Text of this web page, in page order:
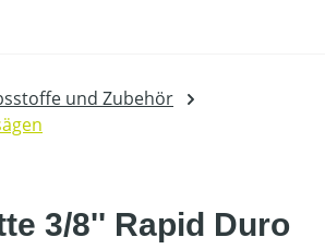
und Zubehör
3/8'' Rapid Duro